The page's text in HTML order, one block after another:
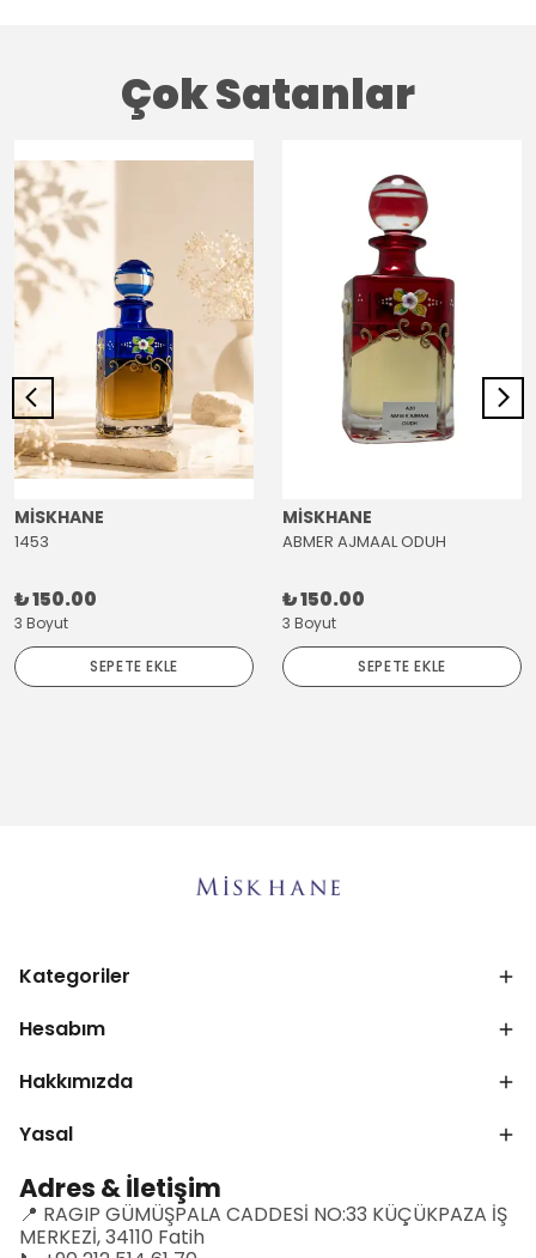
Çok Satanlar
MİSKHANE
1453
₺ 150.00
3 Boyut
SEPETE EKLE
MİSKHANE
ABMER AJMAAL ODUH
₺ 150.00
3 Boyut
SEPETE EKLE
Kategoriler
Hesabım
Hakkımızda
Yasal
Adres & İletişim
📍 RAGIP GÜMÜŞPALA CADDESİ NO:33 KÜÇÜKPAZA İŞ
MERKEZİ, 34110 Fatih